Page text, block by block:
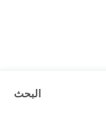
البحث